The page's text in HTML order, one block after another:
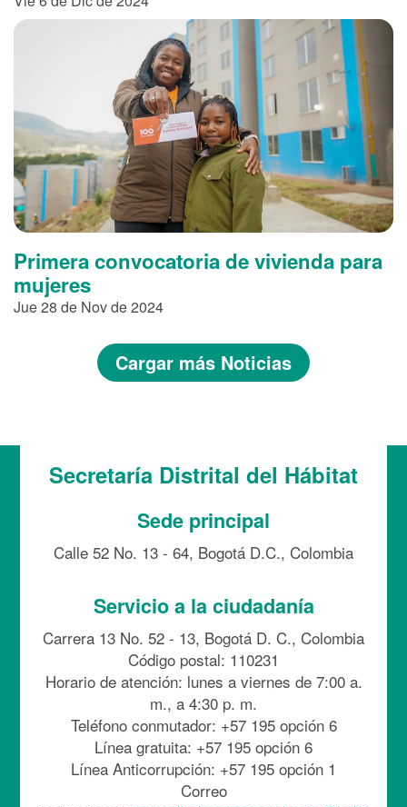
Primera convocatoria de vivienda para
mujeres
Jue 28 de Nov de 2024
Cargar más Noticias
Secretaría Distrital del Hábitat
Sede principal
Calle 52 No. 13 - 64, Bogotá D.C., Colombia
Servicio a la ciudadanía
Carrera 13 No. 52 - 13, Bogotá D. C., Colombia
Código postal: 110231
Horario de atención: lunes a viernes de 7:00 a.
m., a 4:30 p. m.
Teléfono conmutador: +57 195 opción 6
Línea gratuita: +57 195 opción 6
Línea Anticorrupción: +57 195 opción 1
Correo